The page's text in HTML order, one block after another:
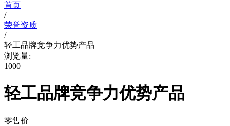
首页
/
荣誉资质
/
轻工品牌竞争力优势产品
浏览量:
1000
轻工品牌竞争力优势产品
零售价